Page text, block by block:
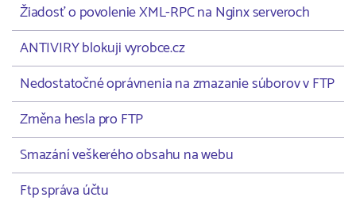
Žiadosť o povolenie XML-RPC na Nginx serveroch
ANTIVIRY blokuji vyrobce.cz
Nedostatočné oprávnenia na zmazanie súborov v FTP
Změna hesla pro FTP
Smazání veškerého obsahu na webu
Ftp správa účtu